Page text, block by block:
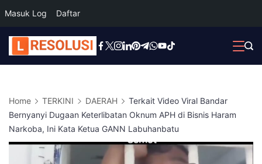
Masuk Log Daftar
Skip
to
Home TERKINI DAERAH
Terkait Video Viral Bandar
Bernyanyi Dugaan Keterlibatan Oknum APH di Bisnis Haram
Narkoba, Ini Kata Ketua GANN Labuhanbatu